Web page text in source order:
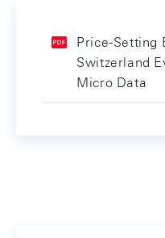
Price-Setting
Switzerland
Micro Data